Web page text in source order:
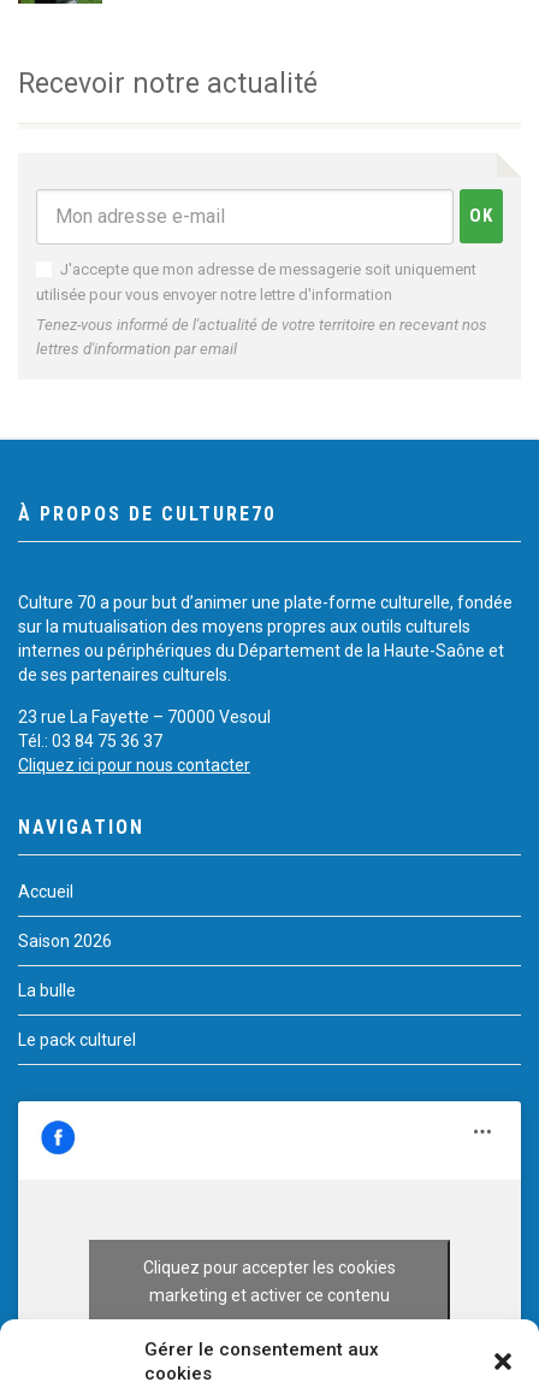
Gérer le consentement aux
cookies
Recevoir notre actualité
J'accepte que mon adresse de messagerie soit uniquement
utilisée pour vous envoyer notre lettre d'information
Tenez-vous informé de l'actualité de votre territoire en recevant nos
lettres d'information par email
À PROPOS DE CULTURE70
Culture 70 a pour but d’animer une plate-forme culturelle, fondée
sur la mutualisation des moyens propres aux outils culturels
internes ou périphériques du Département de la Haute-Saône et
de ses partenaires culturels.
23 rue La Fayette – 70000 Vesoul
Tél.: 03 84 75 36 37
Cliquez ici pour nous contacter
NAVIGATION
Accueil
Saison 2026
La bulle
Le pack culturel
Cliquez pour accepter les cookies
marketing et activer ce contenu